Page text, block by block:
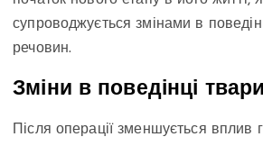
супроводжується змінами в
речовин.
Зміни в поведінці
Після операції зменшується вплив